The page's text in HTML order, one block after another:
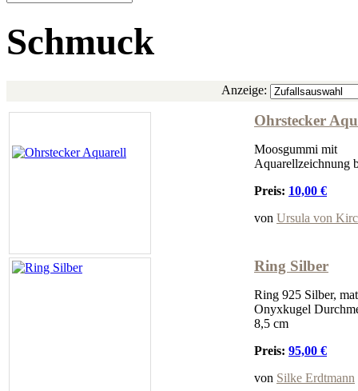
Schmuck
Anzeige:
Ohrstecker
Moosgummi mit
Aquarellzeichnung
Preis: 10,00 €
von Ursula von
Ring Silber
Ring 925 Silber,
Onyxkugel
8,5 cm
Preis: 95,00 €
von Silke Erdtmann